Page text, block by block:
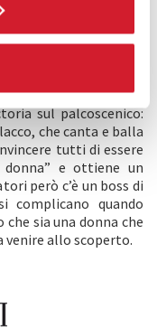
disoccupata e
un artista di
appena licenziato.
sul palcoscenico:
che canta e balla
tutti di essere
e ottiene un
però c’è un boss di
complicano quando
sia una donna che
allo scoperto.